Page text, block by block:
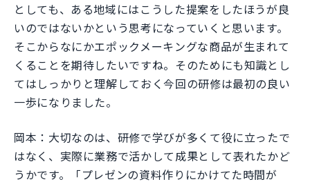
としても、ある地域にはこうした提案をしたほうが良
いのではないかという思考になっていくと思います。
そこからなにかエポックメーキングな商品が生まれて
くることを期待したいですね。そのためにも知識とし
てはしっかりと理解しておく今回の研修は最初の良い
一歩になりました。
岡本：大切なのは、研修で学びが多くて役に立ったで
はなく、実際に業務で活かして成果として表れたかど
うかです。「プレゼンの資料作りにかけてた時間が